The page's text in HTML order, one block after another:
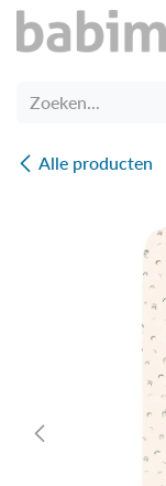
Overslaan naar inhoud
Alle producten